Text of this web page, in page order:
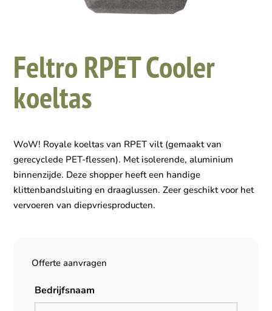
Feltro RPET Cooler
koeltas
WoW! Royale koeltas van RPET vilt (gemaakt van
gerecyclede PET-flessen). Met isolerende, aluminium
binnenzijde. Deze shopper heeft een handige
klittenbandsluiting en draaglussen. Zeer geschikt voor het
vervoeren van diepvriesproducten.
Offerte aanvragen
Bedrijfsnaam